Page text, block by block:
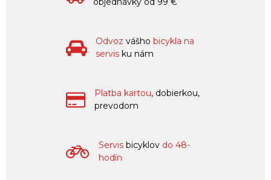
Odvoz vášho bicykla na
servis ku nám
Platba kartou, dobierkou,
prevodom
Servis bicyklov do 48-
hodín